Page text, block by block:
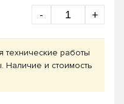
- +
технические работы
Наличие и стоимость